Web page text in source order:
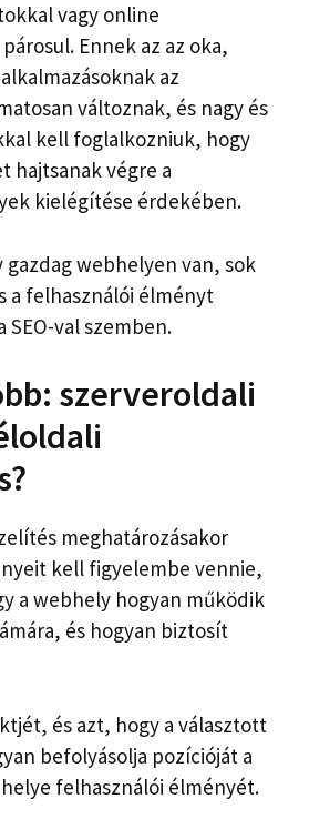
vagy online
Ennek az az oka,
az
változnak, és nagy és
kell foglalkozniuk, hogy
hajtsanak végre a
kielégítése érdekében.
gazdag webhelyen van, sok
a felhasználói élményt
val szemben.
szerveroldali
meghatározásakor
kell figyelembe vennie,
a webhely hogyan működik
és hogyan biztosít
és azt, hogy a választott
befolyásolja pozícióját a
felhasználói élményét.